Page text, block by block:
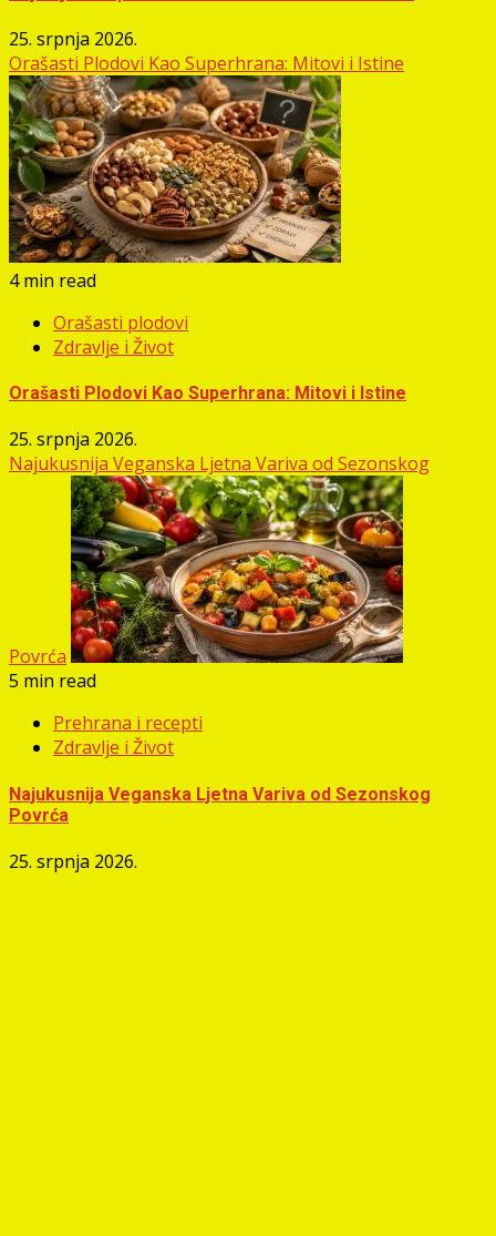
25. srpnja 2026.
Orašasti Plodovi Kao Superhrana: Mitovi i Istine
4 min read
Orašasti plodovi
Zdravlje i Život
Orašasti Plodovi Kao Superhrana: Mitovi i Istine
25. srpnja 2026.
Najukusnija Veganska Ljetna Variva od Sezonskog
Povrća
5 min read
Prehrana i recepti
Zdravlje i Život
Najukusnija Veganska Ljetna Variva od Sezonskog
Povrća
25. srpnja 2026.